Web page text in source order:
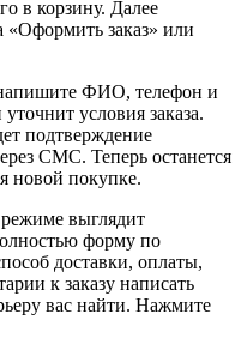
в корзину. Далее
заказ» или
ФИО, телефон и
условия заказа.
подтверждение
СМС. Теперь останется
новой покупке.
выглядит
форму по
доставки, оплаты,
к заказу написать
вас найти. Нажмите